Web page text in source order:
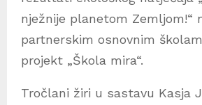
nježnije planetom Zemljom!“
partnerskim osnovnim
projekt „Škola mira“.
Tročlani žiri u sastavu Kasja